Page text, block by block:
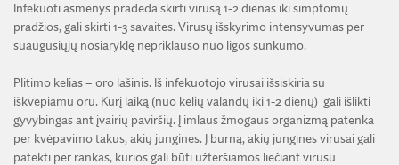
Infekuoti asmenys pradeda skirti virusą 1-2 dienas iki simptomų
pradžios, gali skirti 1-3 savaites. Virusų išskyrimo intensyvumas per
suaugusiųjų nosiaryklę nepriklauso nuo ligos sunkumo.
Plitimo kelias – oro lašinis. Iš infekuotojo virusai išsiskiria su
iškvepiamu oru. Kurį laiką (nuo kelių valandų iki 1-2 dienų) gali išlikti
gyvybingas ant įvairių paviršių. Į imlaus žmogaus organizmą patenka
per kvėpavimo takus, akių jungines. Į burną, akių jungines virusai gali
patekti per rankas, kurios gali būti užteršiamos liečiant virusu